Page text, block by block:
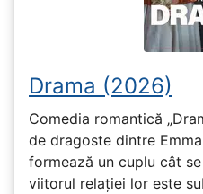
Drama (2026)
Comedia romantică
de dragoste dintre
formează un cuplu cât
viitorul relației lor este